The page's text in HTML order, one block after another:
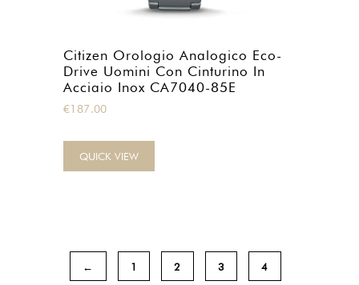
Citizen Orologio Analogico Eco-
Drive Uomini Con Cinturino In
Acciaio Inox CA7040-85E
€187.00
QUICK VIEW
← 1 2 3 4